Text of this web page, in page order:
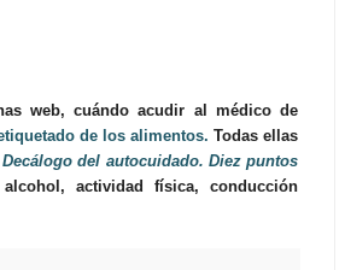
web, cuándo acudir al médico de
de los alimentos. Todas ellas
Decálogo del autocuidado. Diez puntos
actividad física, conducción